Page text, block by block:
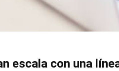
escala con una